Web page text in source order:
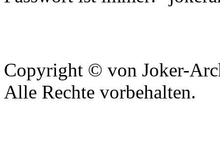
Copyright © von Joker-
Alle Rechte vorbehalten.